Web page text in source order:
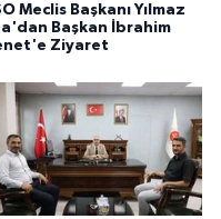
Meclis Başkanı Yılmaz
Başkan İbrahim
Ziyaret